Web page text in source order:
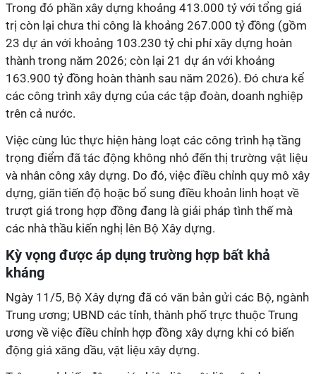
Trong đó phần xây dựng khoảng 413.000 tỷ với tổng giá
trị còn lại chưa thi công là khoảng 267.000 tỷ đồng (gồm
23 dự án với khoảng 103.230 tỷ chi phí xây dựng hoàn
thành trong năm 2026; còn lại 21 dự án với khoảng
163.900 tỷ đồng hoàn thành sau năm 2026). Đó chưa kể
các công trình xây dựng của các tập đoàn, doanh nghiệp
trên cả nước.
Việc cùng lúc thực hiện hàng loạt các công trình hạ tầng
trọng điểm đã tác động không nhỏ đến thị trường vật liệu
và nhân công xây dựng. Do đó, việc điều chỉnh quy mô xây
dựng, giãn tiến độ hoặc bổ sung điều khoản linh hoạt về
trượt giá trong hợp đồng đang là giải pháp tình thế mà
các nhà thầu kiến nghị lên Bộ Xây dựng.
Kỳ vọng được áp dụng trường hợp bất khả
kháng
Ngày 11/5, Bộ Xây dựng đã có văn bản gửi các Bộ, ngành
Trung ương; UBND các tỉnh, thành phố trực thuộc Trung
ương về việc điều chỉnh hợp đồng xây dựng khi có biến
động giá xăng dầu, vật liệu xây dựng.